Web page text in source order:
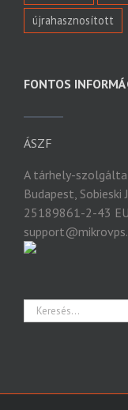
újrahasznosított
FONTOS
ÁSZF
A tárhely-
Budapest,
25189861-2-43